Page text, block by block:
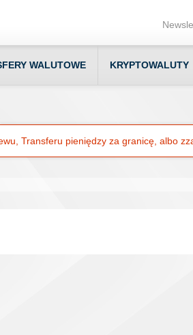
WALUTOWE KRYPTOWALUTY
Transferu pieniędzy za granicę, albo